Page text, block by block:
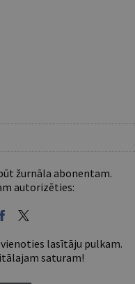
žurnāla abonentam.
autorizēties:
lasītāju pulkam.
saturam!